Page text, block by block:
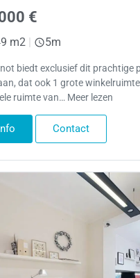
€
m2 5m
biedt exclusief dit prachtige
dat ook 1 grote
ruimte van… Meer lezen
Contact